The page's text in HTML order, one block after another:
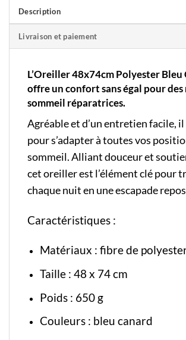
Description
Livraison et paiement
L’Oreiller 48x74cm Polyester Bleu
offre un confort sans égal pour des
sommeil réparatrices.
Agréable et d’un entretien facile, il
pour s’adapter à toutes vos
sommeil. Alliant douceur et
cet oreiller est l’élément clé pour
chaque nuit en une escapade
Caractéristiques :
Matériaux : fibre de
Taille : 48 x 74 cm
Poids : 650 g
Couleurs : bleu canard